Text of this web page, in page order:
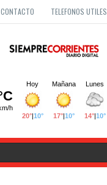
CONTACTO TELEFONOS UTILES